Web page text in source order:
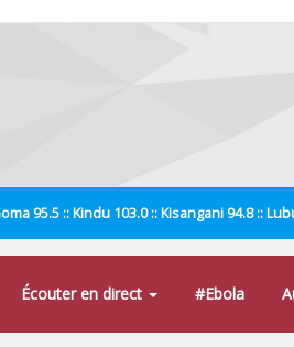
95.5 :: Kindu 103.0 :: Kisangani 94.8 ::
Écouter en direct #Ebola